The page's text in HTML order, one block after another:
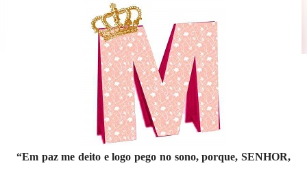
“Em paz me deito e logo pego no sono, porque, SENHOR,